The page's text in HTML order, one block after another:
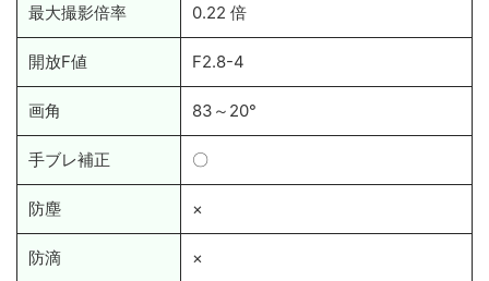
最大撮影倍率 0.22 倍
開放F値 F2.8-4
画角 83～20°
手ブレ補正 〇
防塵 ×
防滴 ×